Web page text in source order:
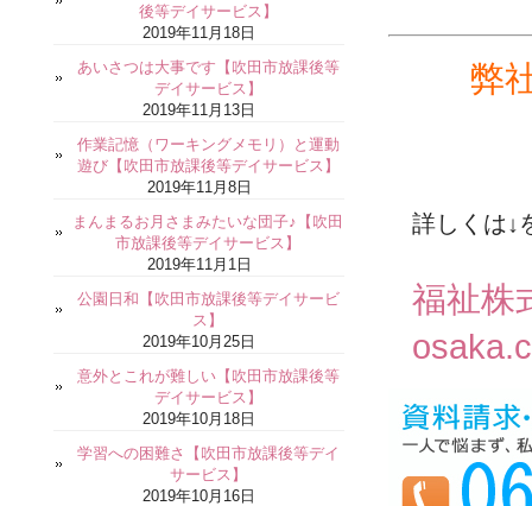
弊
詳しくは↓
福祉株
後等デイサービス】
2019年11月18日
あいさつは大事です【吹田市放課後等
デイサービス】
2019年11月13日
作業記憶（ワーキングメモリ）と運動
遊び【吹田市放課後等デイサービス】
2019年11月8日
まんまるお月さまみたいな団子♪【吹田
市放課後等デイサービス】
2019年11月1日
公園日和【吹田市放課後等デイサービ
ス】
2019年10月25日
意外とこれが難しい【吹田市放課後等
デイサービス】
2019年10月18日
学習への困難さ【吹田市放課後等デイ
サービス】
2019年10月16日